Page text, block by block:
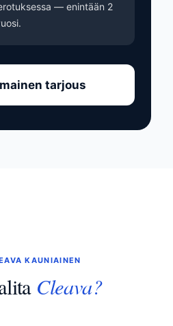
— enintään 2
tarjous
KAUNIAINEN
Cleava?